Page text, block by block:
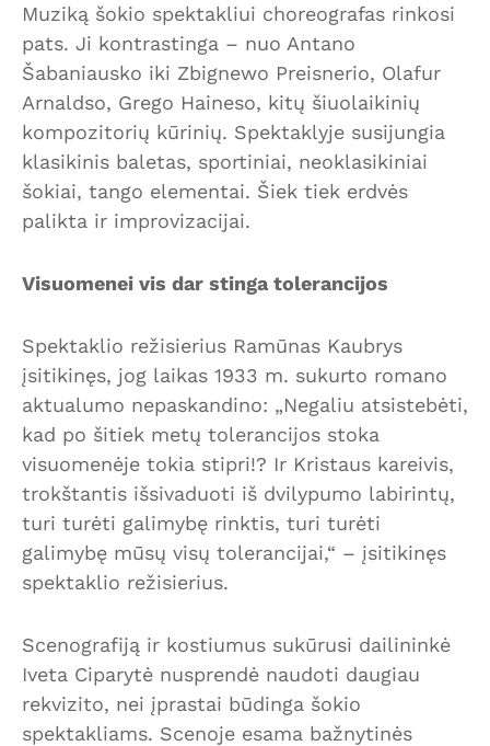
Muziką šokio spektakliui choreografas rinkosi
pats. Ji kontrastinga – nuo Antano
Šabaniausko iki Zbignewo Preisnerio, Olafur
Arnaldso, Grego Haineso, kitų šiuolaikinių
kompozitorių kūrinių. Spektaklyje susijungia
klasikinis baletas, sportiniai, neoklasikiniai
šokiai, tango elementai. Šiek tiek erdvės
palikta ir improvizacijai.
Visuomenei vis dar stinga tolerancijos
Spektaklio režisierius Ramūnas Kaubrys
įsitikinęs, jog laikas 1933 m. sukurto romano
aktualumo nepaskandino: „Negaliu atsistebėti,
kad po šitiek metų tolerancijos stoka
visuomenėje tokia stipri!? Ir Kristaus kareivis,
trokštantis išsivaduoti iš dvilypumo labirintų,
turi turėti galimybę rinktis, turi turėti
galimybę mūsų visų tolerancijai,“ – įsitikinęs
spektaklio režisierius.
Scenografiją ir kostiumus sukūrusi dailininkė
Iveta Ciparytė nusprendė naudoti daugiau
rekvizito, nei įprastai būdinga šokio
spektakliams. Scenoje esama bažnytinės